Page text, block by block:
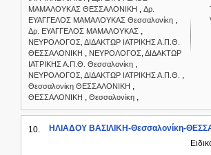
ΜΑΜΑΛΟΥΚΑΣ ΘΕΣΣΑΛΟΝΙΚΗ , Δρ.
ΕΥΑΓΓΕΛΟΣ ΜΑΜΑΛΟΥΚΑΣ Θεσσαλονίκη ,
Δρ. ΕΥΑΓΓΕΛΟΣ ΜΑΜΑΛΟΥΚΑΣ ,
ΝΕΥΡΟΛΟΓΟΣ, ΔΙΔΑΚΤΩΡ ΙΑΤΡΙΚΗΣ Α.Π.Θ.
ΘΕΣΣΑΛΟΝΙΚΗ , ΝΕΥΡΟΛΟΓΟΣ, ΔΙΔΑΚΤΩΡ
ΙΑΤΡΙΚΗΣ Α.Π.Θ. Θεσσαλονίκη ,
ΝΕΥΡΟΛΟΓΟΣ, ΔΙΔΑΚΤΩΡ ΙΑΤΡΙΚΗΣ Α.Π.Θ. ,
Θεσσαλονίκη ΘΕΣΣΑΛΟΝΙΚΗ ,
ΘΕΣΣΑΛΟΝΙΚΗ , Θεσσαλονίκη ,
10.
ΗΛΙΑΔΟΥ ΒΑΣΙΛΙΚΗ-Θεσσαλονίκη-